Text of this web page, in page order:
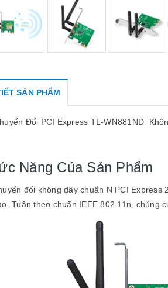
SẢN PHẨM
Đổi PCI Express TL-WN881ND
Năng Của Sản Phẩm
đổi không dây chuẩn N PCI Express
Tuân theo chuẩn IEEE 802.11n, chúng